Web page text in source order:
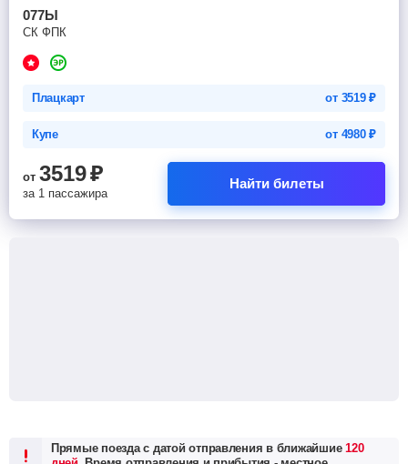
077Ы
СК ФПК
Плацкарт от 3519₽
Купе от 4980₽
от 3519₽
за 1 пассажира
Найти билеты
Прямые поезда с датой отправления в ближайшие120